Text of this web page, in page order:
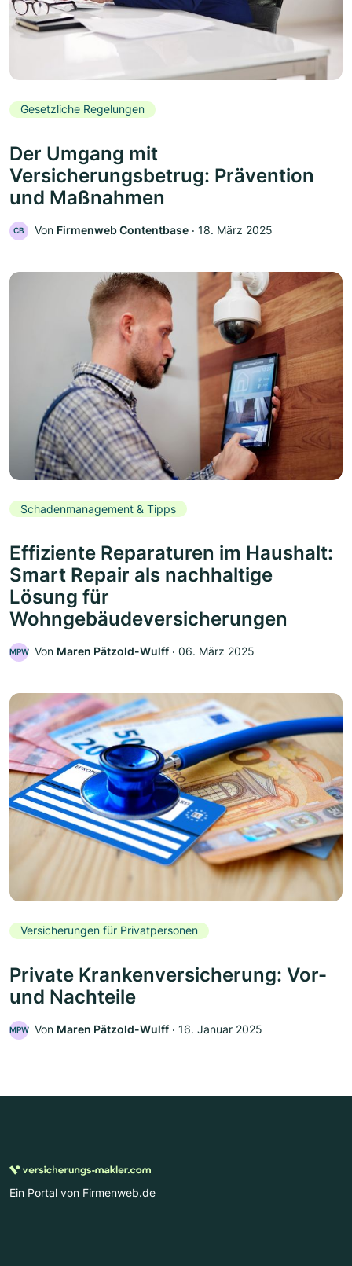
Gesetzliche Regelungen
Der Umgang mit
Versicherungsbetrug: Prävention
und Maßnahmen
CB Von Firmenweb Contentbase ‧ 18. März 2025
Schadenmanagement & Tipps
Effiziente Reparaturen im Haushalt:
Smart Repair als nachhaltige
Lösung für
Wohngebäudeversicherungen
MPW Von Maren Pätzold-Wulff ‧ 06. März 2025
Versicherungen für Privatpersonen
Private Krankenversicherung: Vor-
und Nachteile
MPW Von Maren Pätzold-Wulff ‧ 16. Januar 2025
Ein Portal von Firmenweb.de